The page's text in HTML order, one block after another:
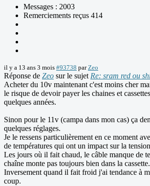
Messages : 2003
Remerciements reçus 414
il y a 13 ans 3 mois #93738 parZeo
Réponse de Zeo sur le sujet Re: sram red ou
Acheter du 10v maintenant c'est moins cher
le risque de devoir payer les chaines et
quelques années.
Sinon pour le 11v (campa dans mon cas) ça
quelques réglages.
Je le ressens particulièrement en ce moment
de températures qui ont un impact sur la
Les jours où il fait chaud, le câble manque de
chaîne monte pas toujours bien dans la cassette.
Inversement quand il fait froid j'ai tendance à
coup.